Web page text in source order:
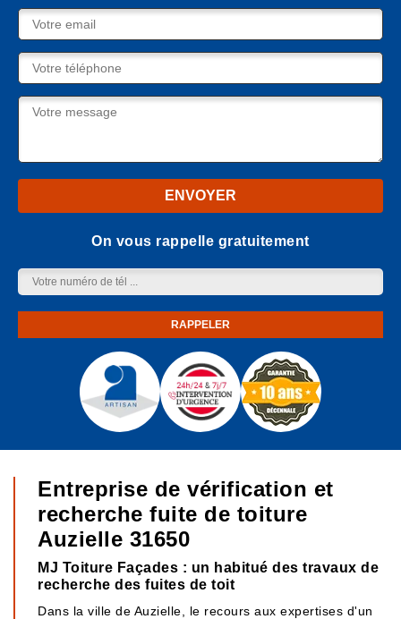
On vous rappelle gratuitement
Entreprise de vérification et
recherche fuite de toiture
Auzielle 31650
MJ Toiture Façades : un habitué des travaux de
recherche des fuites de toit
Dans la ville de Auzielle, le recours aux expertises d'un